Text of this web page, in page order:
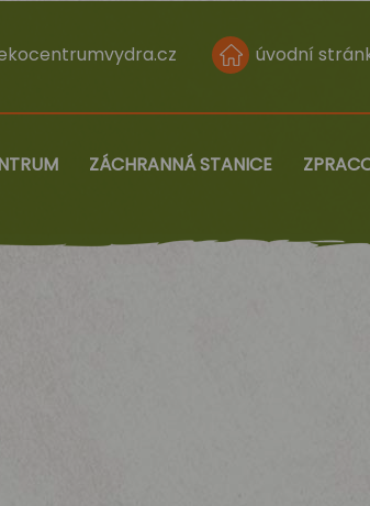
úvodní
ZÁCHRANNÁ STANICE